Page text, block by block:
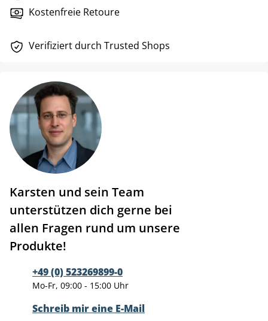
Kostenfreie Retoure
Verifiziert durch Trusted Shops
Karsten und sein Team
unterstützen dich gerne bei
allen Fragen rund um unsere
Produkte!
+49 (0) 523269899-0
Mo-Fr, 09:00 - 15:00 Uhr
Schreib mir eine E-Mail